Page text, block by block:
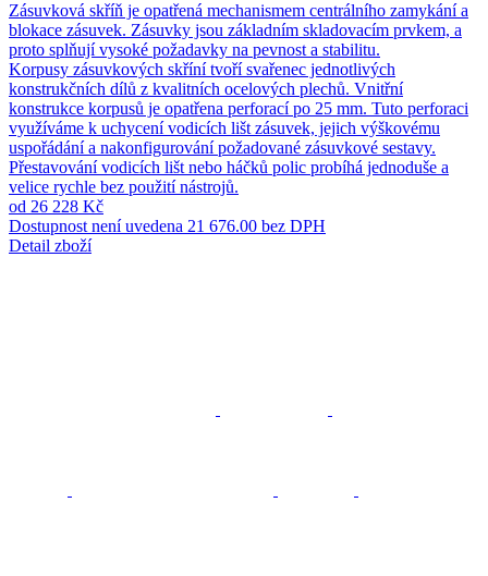
Zásuvková skříň je opatřená mechanismem centrálního zamykání a
blokace zásuvek. Zásuvky jsou základním skladovacím prvkem, a
proto splňují vysoké požadavky na pevnost a stabilitu.
Korpusy zásuvkových skříní tvoří svařenec jednotlivých
konstrukčních dílů z kvalitních ocelových plechů. Vnitřní
konstrukce korpusů je opatřena perforací po 25 mm. Tuto perforaci
využíváme k uchycení vodicích lišt zásuvek, jejich výškovému
uspořádání a nakonfigurování požadované zásuvkové sestavy.
Přestavování vodicích lišt nebo háčků polic probíhá jednoduše a
velice rychle bez použití nástrojů.
od 26 228 Kč
Dostupnost není uvedena 21 676.00 bez DPH
Detail zboží